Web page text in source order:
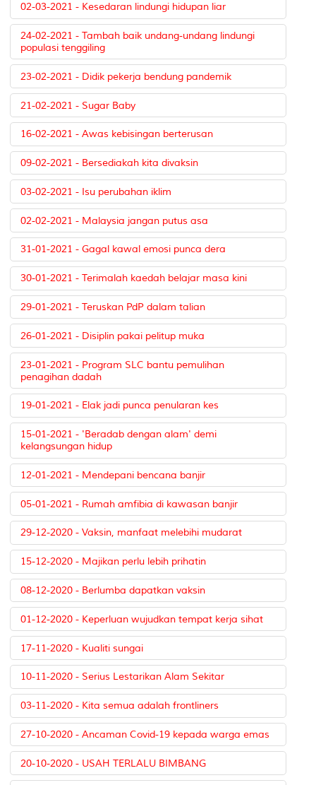
02-03-2021 - Kesedaran lindungi hidupan liar
24-02-2021 - Tambah baik undang-undang lindungi
populasi tenggiling
23-02-2021 - Didik pekerja bendung pandemik
21-02-2021 - Sugar Baby
16-02-2021 - Awas kebisingan berterusan
09-02-2021 - Bersediakah kita divaksin
03-02-2021 - Isu perubahan iklim
02-02-2021 - Malaysia jangan putus asa
31-01-2021 - Gagal kawal emosi punca dera
30-01-2021 - Terimalah kaedah belajar masa kini
29-01-2021 - Teruskan PdP dalam talian
26-01-2021 - Disiplin pakai pelitup muka
23-01-2021 - Program SLC bantu pemulihan
penagihan dadah
19-01-2021 - Elak jadi punca penularan kes
15-01-2021 - 'Beradab dengan alam' demi
kelangsungan hidup
12-01-2021 - Mendepani bencana banjir
05-01-2021 - Rumah amfibia di kawasan banjir
29-12-2020 - Vaksin, manfaat melebihi mudarat
15-12-2020 - Majikan perlu lebih prihatin
08-12-2020 - Berlumba dapatkan vaksin
01-12-2020 - Keperluan wujudkan tempat kerja sihat
17-11-2020 - Kualiti sungai
10-11-2020 - Serius Lestarikan Alam Sekitar
03-11-2020 - Kita semua adalah frontliners
27-10-2020 - Ancaman Covid-19 kepada warga emas
20-10-2020 - USAH TERLALU BIMBANG